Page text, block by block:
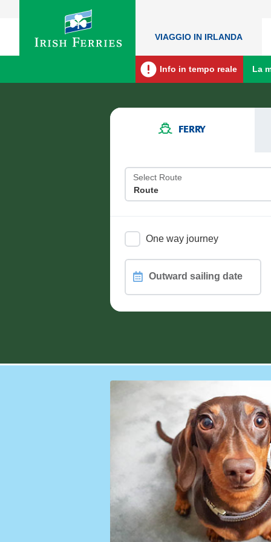
VIAGGIO IN IRLANDA
Info in tempo reale La
FERRY
Select Route
One way journey
Different passengers on
How are you travelling?
Vehicle Height (including roof load)
Motorcycle Count